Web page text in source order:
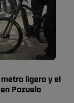
ligero y el
Pozuelo